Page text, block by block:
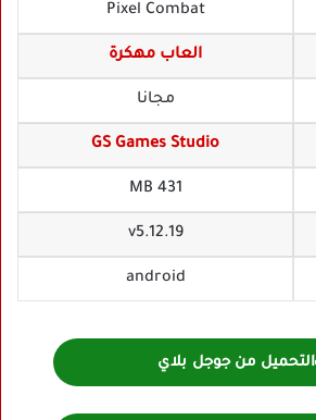
Pixel Combat
العاب مهكرة
مجانا
GS Games Studio
431 MB
v5.12.19
android
التحميل من جوجل بلاي